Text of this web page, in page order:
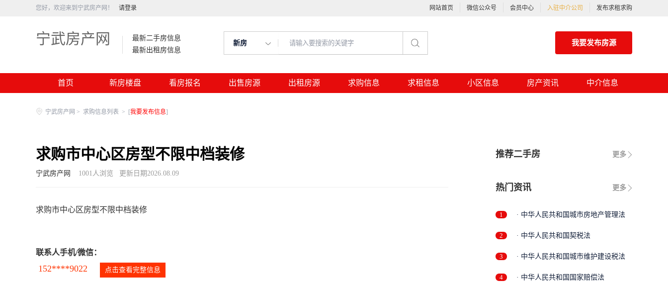
您好，欢迎来到宁武房产网！ 请登录 网站首页 微信公众号 会员中心 入驻中介公司 发布求租求购
宁武房产网
最新二手房信息
最新出租房信息
新房 我要发布房源
首页 新房楼盘 看房报名 出售房源 出租房源 求购信息 求租信息 小区信息 房产资讯 中介信息
宁武房产网 > 求购信息列表 > [我要发布信息]
求购市中心区房型不限中档装修
宁武房产网 1001人浏览 更新日期2026.08.09
求购市中心区房型不限中档装修
联系人手机/微信：
152****9022 点击查看完整信息
更多
推荐二手房
更多
热门资讯
1 · 中华人民共和国城市房地产管理法
2 · 中华人民共和国契税法
3 · 中华人民共和国城市维护建设税法
4 · 中华人民共和国国家赔偿法